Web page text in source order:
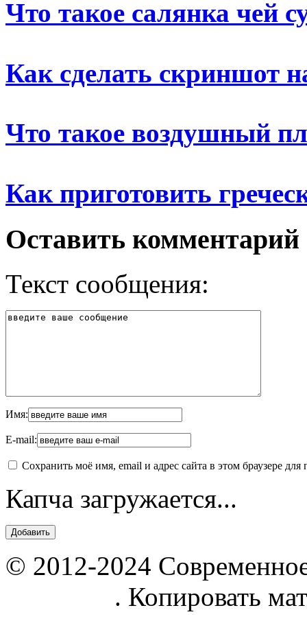
Что такое салянка чей
Как сделать скриншот
Что такое воздушный
Как приготовить
Оставить комментарий
Текст сообщения:
Имя:
E-mail:
Сохранить моё имя, email и адрес сайта в этом браузере
Капча загружается...
© 2012-2024
. Копировать